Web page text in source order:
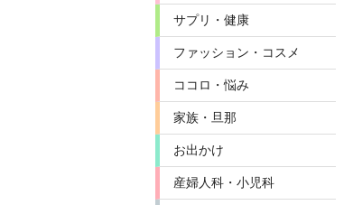
サプリ・健康
ファッション・コスメ
ココロ・悩み
家族・旦那
お出かけ
産婦人科・小児科